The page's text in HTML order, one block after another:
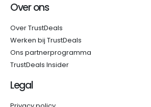
Over ons
Over TrustDeals
Werken bij TrustDeals
Ons partnerprogramma
TrustDeals Insider
Legal